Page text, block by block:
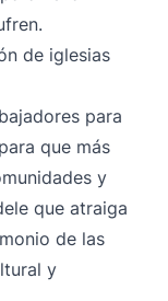
de iglesias
para
que más
y
que atraiga
de las
y